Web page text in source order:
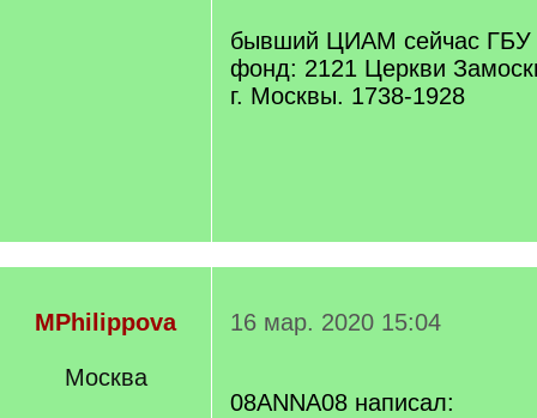
бывший ЦИАМ сейчас
фонд: 2121 Церкви
г. Москвы. 1738-1928
MPhilippova
Москва
16 мар. 2020 15:04
08ANNA08 написал: